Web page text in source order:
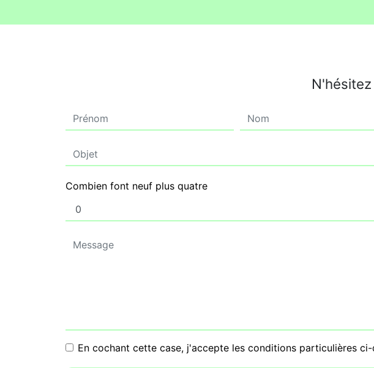
Combien font neuf plus quatre
En cochant cette case, j'accepte les conditions particulières